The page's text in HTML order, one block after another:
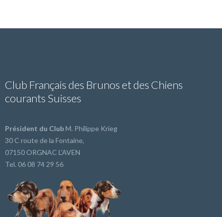
Club Français des Brunos et des Chiens
courants Suisses
Président du ClubM. Philippe Krieg
30 C route de la Fontaine,
07150 ORGNAC L'AVEN
Tel. 06 08 74 29 56